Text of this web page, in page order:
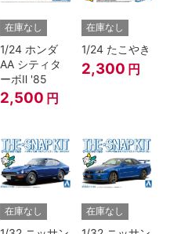
在庫なし
1/24 ホンダ
AA シティタ
ーボⅡ '85
2,500 円
在庫なし
1/24 たこやき
2,300 円
在庫なし 在庫なし